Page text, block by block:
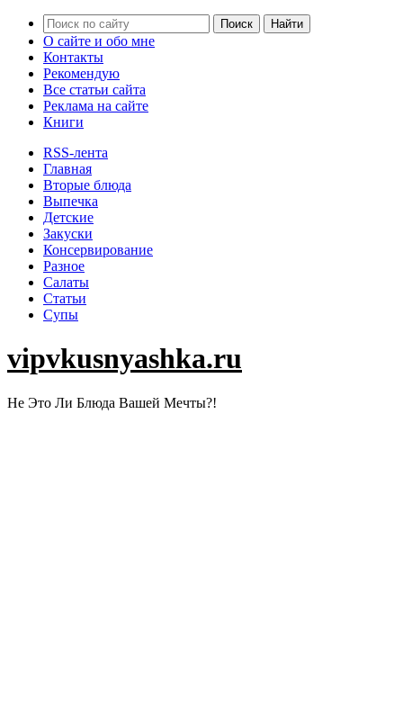
О сайте и обо мне
Контакты
Рекомендую
Все статьи сайта
Реклама на сайте
Книги
RSS-лента
Главная
Вторые блюда
Выпечка
Детские
Закуски
Консервирование
Разное
Салаты
Статьи
Супы
vipvkusnyashka.ru
Не Это Ли Блюда Вашей Мечты?!